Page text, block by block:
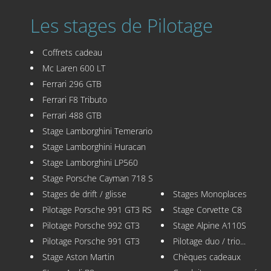
Les stages de Pilotage
Coffrets cadeau
Mc Laren 600 LT
Ferrari 296 GTB
Ferrari F8 Tributo
Ferrari 488 GTB
Stage Lamborghini Temerario
Stage Lamborghini Huracan
Stage Lamborghini LP560
Stage Porsche Cayman 718 S
Stages de drift / glisse
Pilotage Porsche 991 GT3 RS
Pilotage Porsche 992 GT3
Pilotage Porsche 991 GT3
Stage Aston Martin
Stages Monoplaces
Stage Corvette C8
Stage Alpine A110S
Pilotage duo / trio...
Chèques cadeaux